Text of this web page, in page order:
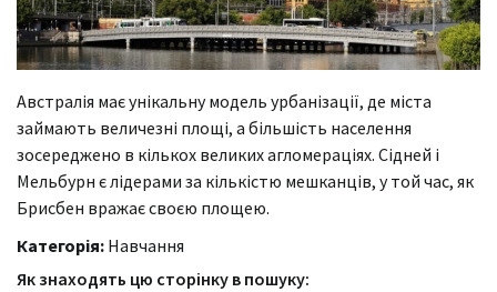
Австралія має унікальну модель урбанізації, де міста
займають величезні площі, а більшість населення
зосереджено в кількох великих агломераціях. Сідней і
Мельбурн є лідерами за кількістю мешканців, у той час, як
Брисбен вражає своєю площею.
Категорія: Навчання
Як знаходять цю сторінку в пошуку: